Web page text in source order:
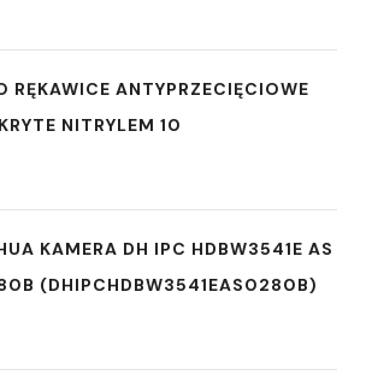
RĘKAWICE ANTYPRZECIĘCIOWE
NITRYLEM 10
KAMERA DH IPC HDBW3541E AS
(DHIPCHDBW3541EAS0280B)